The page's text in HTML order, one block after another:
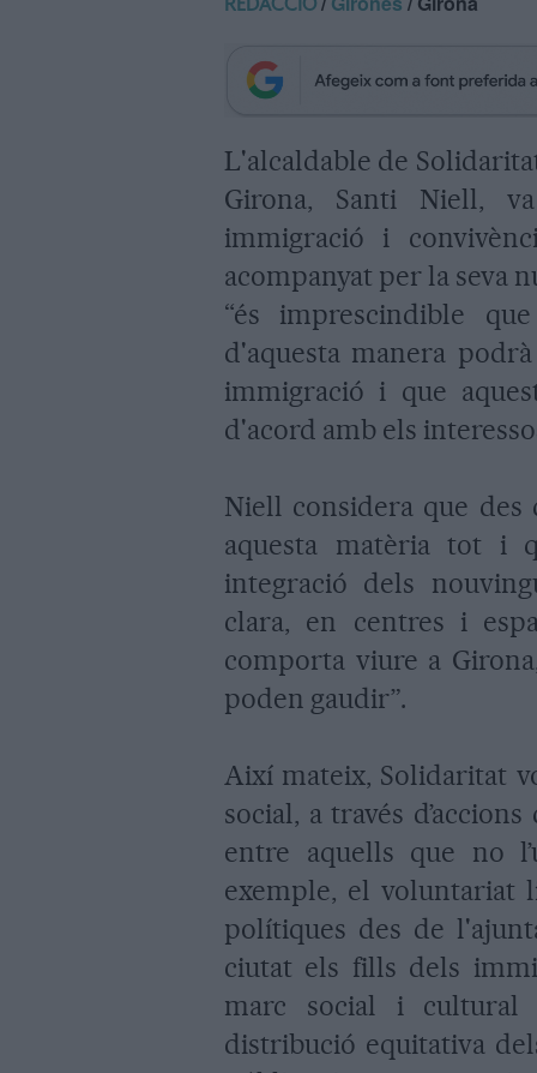
REDACCIÓ
L'alcaldable de
Girona, Santi Niell,
immigració i
acompanyat per la seva
“és imprescindible
d'aquesta manera
immigració i que
d'acord amb els
Niell considera que
aquesta matèria tot i
integració dels
clara, en centres i
comporta viure a
poden gaudir”.
Així mateix, Solidaritat
social, a través
entre aquells que no
exemple, el voluntariat
polítiques des de
ciutat els fills dels
marc social i cultural
distribució equitativa